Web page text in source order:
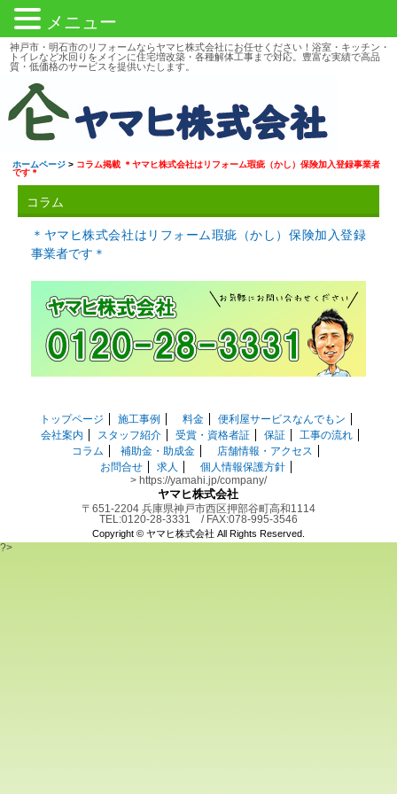
神戸市・明石市のリフォームならヤマヒ株式会社にお任せください！浴室・キッチン・
トイレなど水回りをメインに住宅増改築・各種解体工事まで対応。豊富な実績で高品
質・低価格のサービスを提供いたします。
ホームページ > コラム掲載 ＊ヤマヒ株式会社はリフォーム瑕疵（かし）保険加入登録事業者
です＊
コラム
＊ヤマヒ株式会社はリフォーム瑕疵（かし）保険加入登録
事業者です＊
トップページ 施工事例 料金
便利屋サービスなんでもン
会社案内
スタッフ紹介 受賞・資格者証 保証
工事の流れ
コラム
補助金・助成金
店舗情報・アクセス
お問合せ
求人
個人情報保護方針
> https://yamahi.jp/company/
ヤマヒ株式会社
〒651-2204 兵庫県神戸市西区押部谷町高和1114
TEL:0120-28-3331 / FAX:078-995-3546
Copyright © ヤマヒ株式会社 All Rights Reserved.
メニュー
?>